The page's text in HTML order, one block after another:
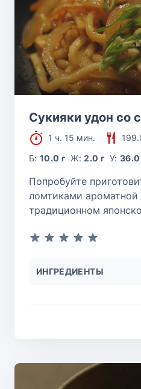
Сукияки удон со
1 ч. 15 мин.
Б:10.0 г Ж:2.0 г У:36.0
Попробуйте
ломтиками ароматной
традиционном
ИНГРЕДИЕНТЫ